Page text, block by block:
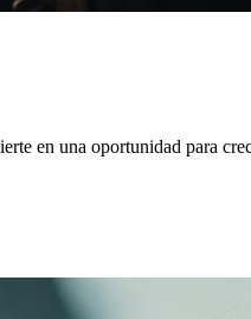
en una oportunidad para